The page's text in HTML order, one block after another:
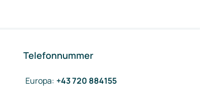
Telefonnummer
Europa: +43 720 884155